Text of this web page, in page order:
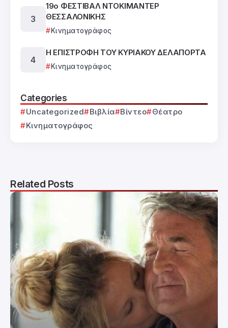
19ο ΦΕΣΤΙΒΑΛ ΝΤΟΚΙΜΑΝΤΕΡ
ΘΕΣΣΑΛΟΝΙΚΗΣ
Κινηματογράφος
Η ΕΠΙΣΤΡΟΦΗ ΤΟΥ ΚΥΡΙΑΚΟΥ ΔΕΛΑΠΟΡΤΑ
Κινηματογράφος
Categories
Uncategorized Βιβλία Βίντεο
Θέατρο
Κινηματογράφος
Related Posts